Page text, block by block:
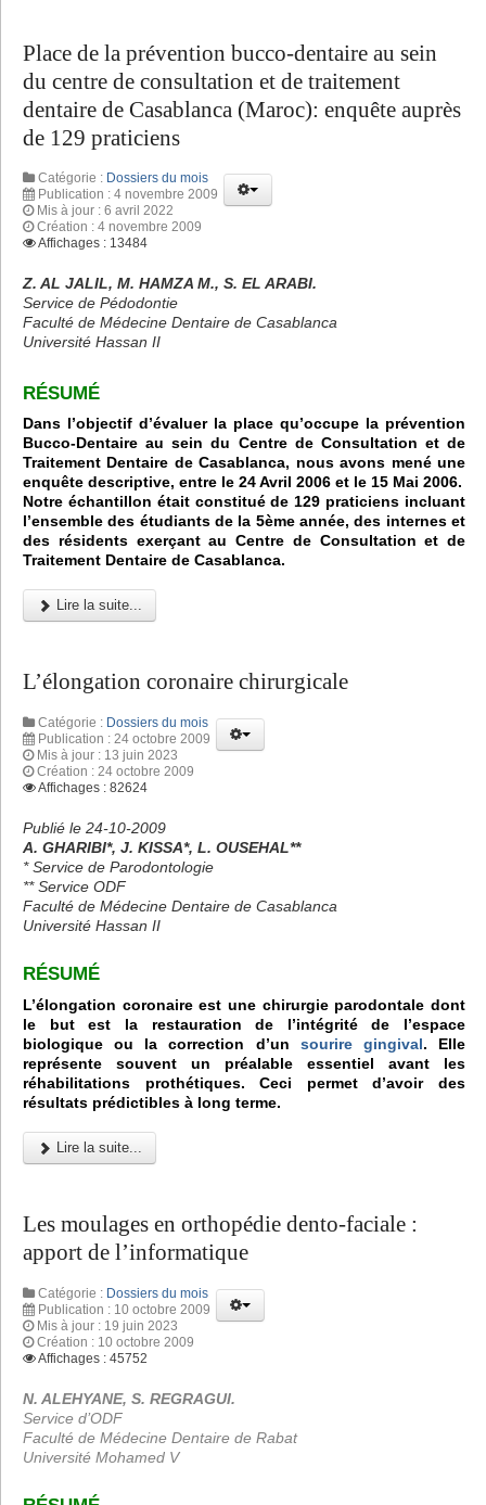
Place de la prévention bucco-dentaire au sein
du centre de consultation et de traitement
dentaire de Casablanca (Maroc): enquête auprès
de 129 praticiens
Catégorie : Dossiers du mois
Publication : 4 novembre 2009
Mis à jour : 6 avril 2022
Création : 4 novembre 2009
Affichages : 13484
Z. AL JALIL, M. HAMZA M., S. EL ARABI.
Service de Pédodontie
Faculté de Médecine Dentaire de Casablanca
Université Hassan II
RÉSUMÉ
Dans l’objectif d’évaluer la place qu’occupe la prévention
Bucco-Dentaire au sein du Centre de Consultation et de
Traitement Dentaire de Casablanca, nous avons mené une
enquête descriptive, entre le 24 Avril 2006 et le 15 Mai 2006.
Notre échantillon était constitué de 129 praticiens incluant
l’ensemble des étudiants de la 5ème année, des internes et
des résidents exerçant au Centre de Consultation et de
Traitement Dentaire de Casablanca.
Lire la suite...
L’élongation coronaire chirurgicale
Catégorie : Dossiers du mois
Publication : 24 octobre 2009
Mis à jour : 13 juin 2023
Création : 24 octobre 2009
Affichages : 82624
Publié le 24-10-2009
A. GHARIBI*, J. KISSA*, L. OUSEHAL**
* Service de Parodontologie
** Service ODF
Faculté de Médecine Dentaire de Casablanca
Université Hassan II
RÉSUM É
L’élongation coronaire est une chirurgie parodontale dont
le but est la restauration de l’intégrité de l’espace
biologique ou la correction d’un sourire gingival. Elle
représente souvent un préalable essentiel avant les
réhabilitations prothétiques. Ceci permet d’avoir des
résultats prédictibles à long terme.
Lire la suite...
Les moulages en orthopédie dento-faciale :
apport de l’informatique
Catégorie : Dossiers du mois
Publication : 10 octobre 2009
Mis à jour : 19 juin 2023
Création : 10 octobre 2009
Affichages : 45752
N. ALEHYANE, S. REGRAGUI.
Service d’ODF
Faculté de Médecine Dentaire de Rabat
Université Mohamed V